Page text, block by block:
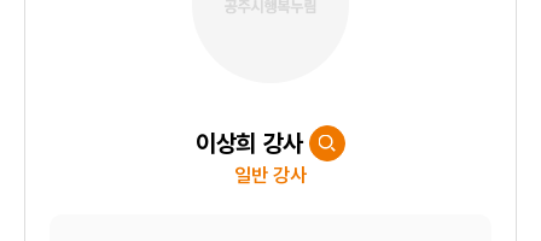
이상희 강사
일반 강사